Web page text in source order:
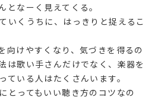
となーく見えてくる。
いくうちに、はっきりと捉えるこ
向けやすくなり、気づきを得るの
は歌い手さんだけでなく、楽器を
ている人はたくさんいます。
とってもいい聴き方のコツなの